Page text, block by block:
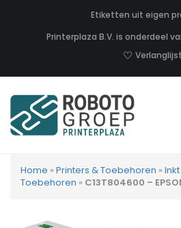
Etiketten uit eigen
Printerplaza B.V. is onderdeel
Verlanglijst
Home » Printers & Toebehoren »
Toebehoren » C13T804600 –